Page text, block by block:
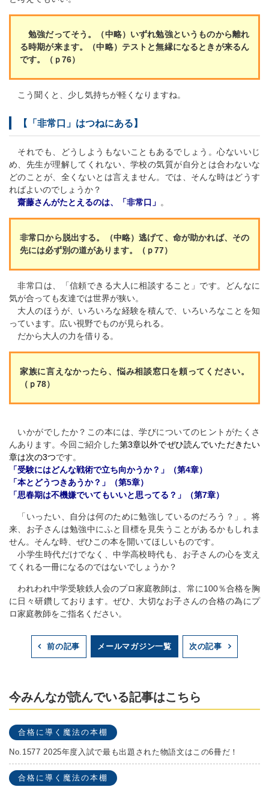
勉強だってそう。（中略）いずれ勉強というものから離れ
る時期が来ます。（中略）テストと無縁になるときが来るん
です。（ｐ76）
こう聞くと、少し気持ちが軽くなりますね。
【「非常口」はつねにある】
それでも、どうしようもないこともあるでしょう。心ないいじ
め、先生が理解してくれない、学校の気質が自分とは合わないな
どのことが、全くないとは言えません。では、そんな時はどうす
ればよいのでしょうか？
齋藤さんがたとえるのは、「非常口」 。
非常口から脱出する。（中略）逃げて、命が助かれば、その
先には必ず別の道があります。（ｐ77）
非常口は、「信頼できる大人に相談すること」です。どんなに
気が合っても友達では世界が狭い。
大人のほうが、いろいろな経験を積んで、いろいろなことを知
っています。広い視野でものが見られる。
だから大人の力を借りる。
家族に言えなかったら、悩み相談窓口を頼ってください。
（ｐ78）
いかがでしたか？この本には、学びについてのヒントがたくさ
んあります。今回ご紹介した第3章以外でぜひ読んでいただきたい
章は次の3つです。
「受験にはどんな戦術で立ち向かうか？」（第4章）
「本とどうつきあうか？」（第5章）
「思春期は不機嫌でいてもいいと思ってる？」（第7章）
「いったい、自分は何のために勉強しているのだろう？」。将
来、お子さんは勉強中にふと目標を見失うことがあるかもしれま
せん。そんな時、ぜひこの本を開いてほしいものです。
小学生時代だけでなく、中学高校時代も、お子さんの心を支え
てくれる一冊になるのではないでしょうか？
われわれ中学受験鉄人会のプロ家庭教師は、常に100％合格を胸
に日々研鑽しております。ぜひ、大切なお子さんの合格の為にプ
ロ家庭教師をご指名ください。
前の記事 メールマガジン一覧 次の記事
今みんなが読んでいる記事はこちら
合格に導く魔法の本棚
No.1577 2025年度入試で最も出題された物語文はこの6冊だ！
合格に導く魔法の本棚